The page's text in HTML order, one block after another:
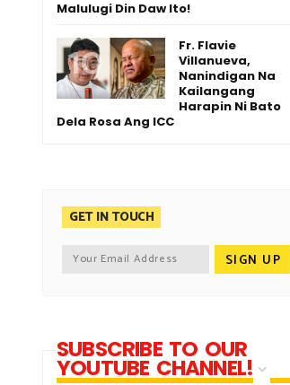
Malulugi Din Daw Ito!
Fr. Flavie
Villanueva,
Nanindigan Na
Kailangang
Harapin Ni Bato
Dela Rosa Ang ICC
GET IN TOUCH
SUBSCRIBE TO OUR
YOUTUBE CHANNEL!